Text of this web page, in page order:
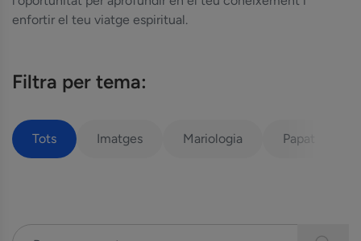
enfortir el teu viatge espiritual.
Filtra per tema:
Tots Imatges Mariologia Papat